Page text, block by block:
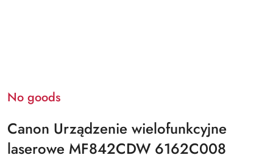
No goods
Canon Urządzenie wielofunkcyjne
laserowe MF842CDW 6162C008